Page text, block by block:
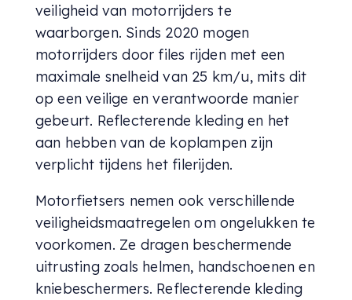
veiligheid van motorrijders te
waarborgen. Sinds 2020 mogen
motorrijders door files rijden met een
maximale snelheid van 25 km/u, mits dit
op een veilige en verantwoorde manier
gebeurt. Reflecterende kleding en het
aan hebben van de koplampen zijn
verplicht tijdens het filerijden.
Motorfietsers nemen ook verschillende
veiligheidsmaatregelen om ongelukken te
voorkomen. Ze dragen beschermende
uitrusting zoals helmen, handschoenen en
kniebeschermers. Reflecterende kleding